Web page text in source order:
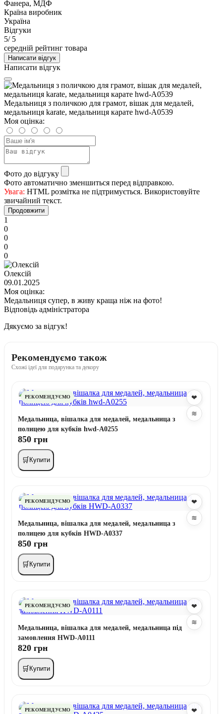
Фанера, МДФ
Країна виробник
Україна
Відгуки
5/ 5
середній рейтинг товара
Написати відгук
Написати відгук
Медальниця з поличкою для грамот, вішак для медалей,
медальниця karate, медальниця карате hwd-А0539
Моя оцінка:
Фото до відгуку
Фото автоматично зменшиться перед відправкою.
Увага: HTML розмітка не підтримується. Використовуйте
звичайний текст.
Продовжити
1
0
0
0
0
Олексій
09.01.2025
Моя оцінка:
Медальниця супер, в живу краща ніж на фото!
Відповідь адміністратора
Дякуємо за відгук!
Рекомендуємо також
Схожі ідеї для подарунка та декору
РЕКОМЕНДУЄМО
❤
≋
Медальница, вішалка для медалей, медальница з
полицею для кубків hwd-A0255
850 грн
🛒 Купити
РЕКОМЕНДУЄМО
❤
≋
Медальница, вішалка для медалей, медальница з
полицею для кубків HWD-A0337
850 грн
🛒 Купити
РЕКОМЕНДУЄМО
❤
≋
Медальница, вішалка для медалей, медальница під
замовлення HWD-A0111
820 грн
🛒 Купити
РЕКОМЕНДУЄМО ❤